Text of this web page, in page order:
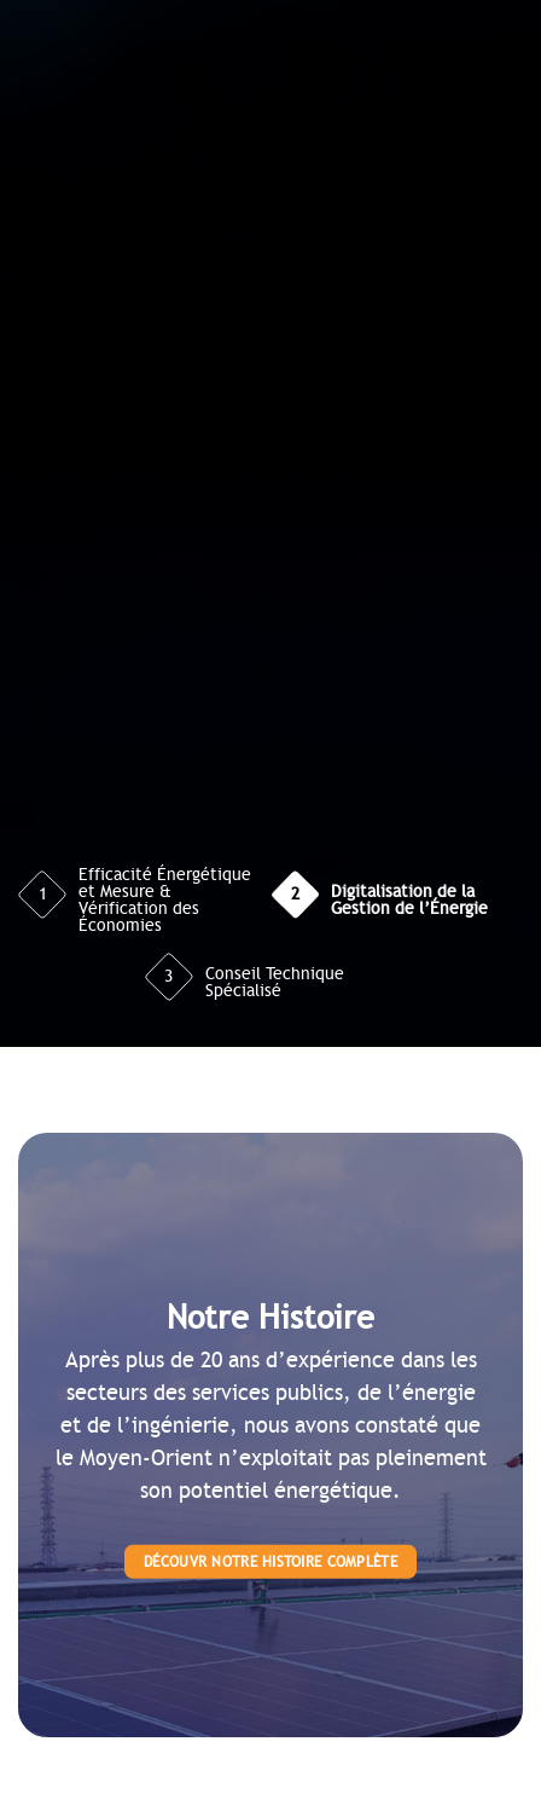
1
Efficacité Énergétique
et Mesure &
Vérification des
Économies
2
Digitalisation de la
Gestion de l’Énergie
3
Conseil Technique
Spécialisé
Notre Histoire
Après plus de 20 ans d’expérience dans les
secteurs des services publics, de l’énergie
et de l’ingénierie, nous avons constaté que
le Moyen-Orient n’exploitait pas pleinement
son potentiel énergétique.
DÉCOUVR NOTRE HISTOIRE COMPLÈTE